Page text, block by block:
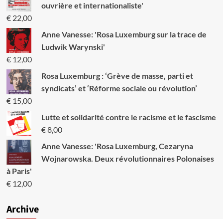
ouvrière et internationaliste'
€22,00
Anne Vanesse: 'Rosa Luxemburg sur la trace de
Ludwik Warynski'
€12,00
Rosa Luxemburg : ‘Grève de masse, parti et
syndicats’ et ‘Réforme sociale ou révolution’
€15,00
Lutte et solidarité contre le racisme et le fascisme
€8,00
Anne Vanesse: 'Rosa Luxemburg, Cezaryna
Wojnarowska. Deux révolutionnaires Polonaises
à Paris'
€12,00
Archive